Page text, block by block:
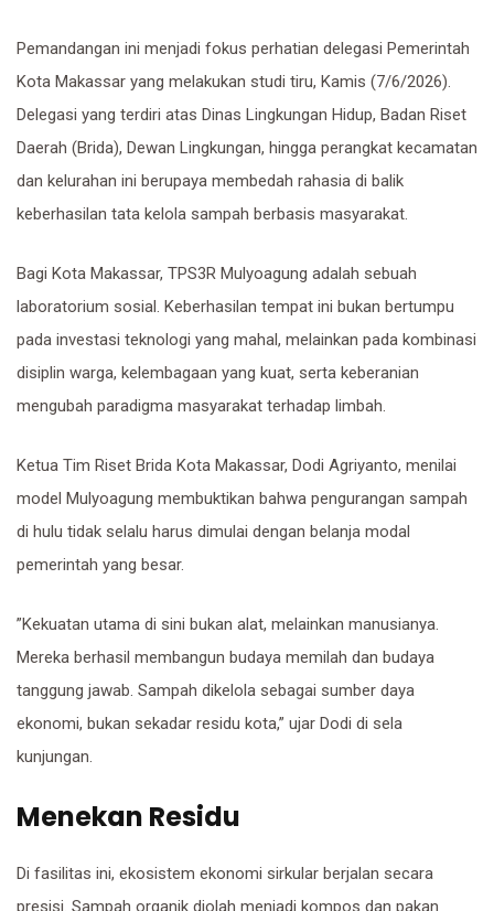
Pemandangan ini menjadi fokus perhatian delegasi Pemerintah
Kota Makassar yang melakukan studi tiru, Kamis (7/6/2026).
Delegasi yang terdiri atas Dinas Lingkungan Hidup, Badan Riset
Daerah (Brida), Dewan Lingkungan, hingga perangkat kecamatan
dan kelurahan ini berupaya membedah rahasia di balik
keberhasilan tata kelola sampah berbasis masyarakat.
​Bagi Kota Makassar, TPS3R Mulyoagung adalah sebuah
laboratorium sosial. Keberhasilan tempat ini bukan bertumpu
pada investasi teknologi yang mahal, melainkan pada kombinasi
disiplin warga, kelembagaan yang kuat, serta keberanian
mengubah paradigma masyarakat terhadap limbah.
​Ketua Tim Riset Brida Kota Makassar, Dodi Agriyanto, menilai
model Mulyoagung membuktikan bahwa pengurangan sampah
di hulu tidak selalu harus dimulai dengan belanja modal
pemerintah yang besar.
​”Kekuatan utama di sini bukan alat, melainkan manusianya.
Mereka berhasil membangun budaya memilah dan budaya
tanggung jawab. Sampah dikelola sebagai sumber daya
ekonomi, bukan sekadar residu kota,” ujar Dodi di sela
kunjungan.
Menekan Residu
​Di fasilitas ini, ekosistem ekonomi sirkular berjalan secara
presisi. Sampah organik diolah menjadi kompos dan pakan